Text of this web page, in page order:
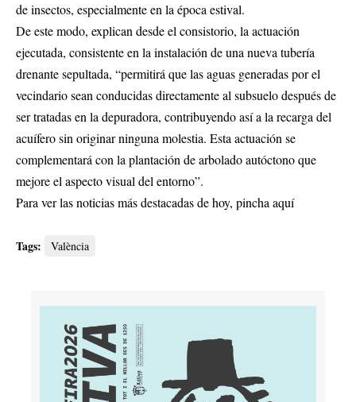
de insectos, especialmente en la época estival.
De este modo, explican desde el consistorio, la actuación
ejecutada, consistente en la instalación de una nueva tubería
drenante sepultada, “permitirá que las aguas generadas por el
vecindario sean conducidas directamente al subsuelo después de
ser tratadas en la depuradora, contribuyendo así a la recarga del
acuífero sin originar ninguna molestia. Esta actuación se
complementará con la plantación de arbolado autóctono que
mejore el aspecto visual del entorno”.
Para ver las noticias más destacadas de hoy, pincha aquí
Tags: València